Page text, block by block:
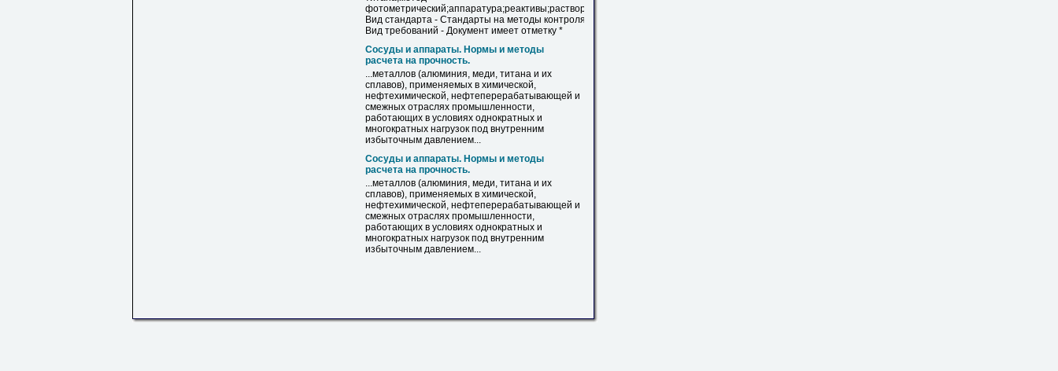
фотометрический;аппаратура;реактивы;растворы.
Вид стандарта - Стандарты на методы контроля.
Вид требований - Документ имеет отметку *
Сосуды и аппараты. Нормы и методы
расчета на прочность.
...металлов (алюминия, меди, титана и их
сплавов), применяемых в химической,
нефтехимической, нефтеперерабатывающей и
смежных отраслях промышленности,
работающих в условиях однократных и
многократных нагрузок под внутренним
избыточным давлением...
Сосуды и аппараты. Нормы и методы
расчета на прочность.
...металлов (алюминия, меди, титана и их
сплавов), применяемых в химической,
нефтехимической, нефтеперерабатывающей и
смежных отраслях промышленности,
работающих в условиях однократных и
многократных нагрузок под внутренним
избыточным давлением...